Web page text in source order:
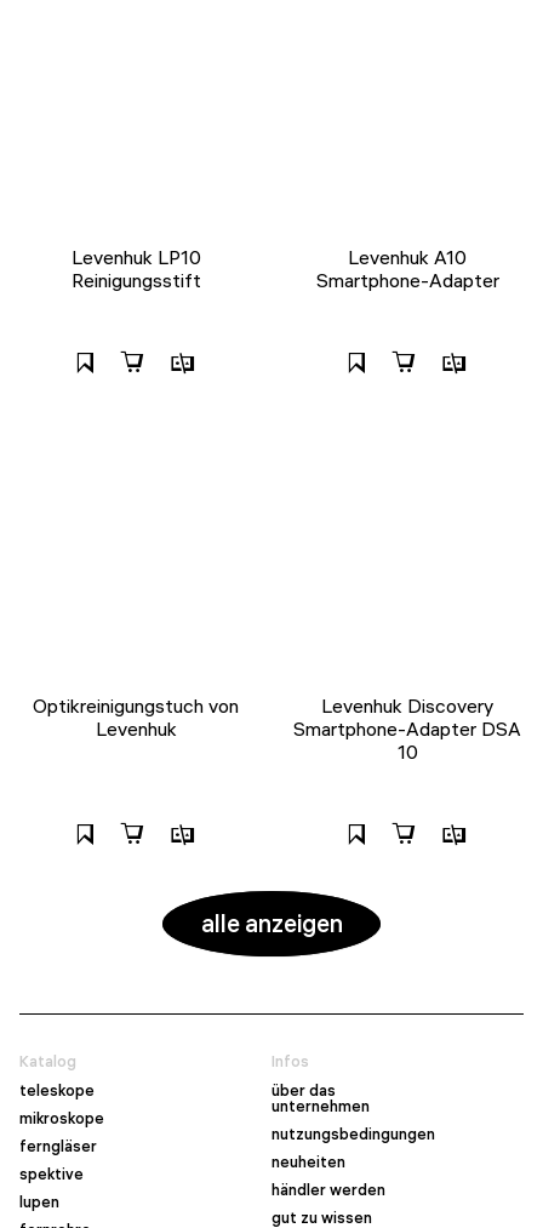
Levenhuk LP10
Reinigungsstift
Levenhuk A10
Smartphone-Adapter
Optikreinigungstuch von
Levenhuk
Levenhuk Discovery
Smartphone-Adapter DSA
10
alle anzeigen
Katalog
teleskope
mikroskope
ferngläser
spektive
lupen
Infos
über das
unternehmen
nutzungsbedingungen
neuheiten
händler werden
gut zu wissen